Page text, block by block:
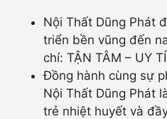
Nội Thất Dũng Phát
triển bền vũng đến
chí: TẬN TÂM – UY
Đồng hành cùng sự
Nội Thất Dũng Phát
trẻ nhiệt huyết và